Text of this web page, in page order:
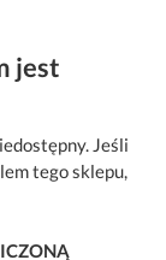
jest
Jeśli
tego sklepu,